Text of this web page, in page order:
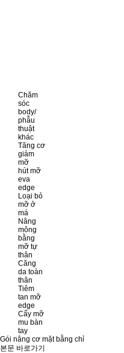
Chăm
sóc
body/
phẫu
thuật
khác
Tăng cơ
giảm
mỡ
hút mỡ
eva
edge
Loại bỏ
mỡ ở
má
Nâng
mông
bằng
mỡ tự
thân
Căng
da toàn
thân
Tiêm
tan mỡ
edge
Cấy mỡ
mu bàn
tay
Gói nâng cơ mặt bằng chỉ
본문 바로가기